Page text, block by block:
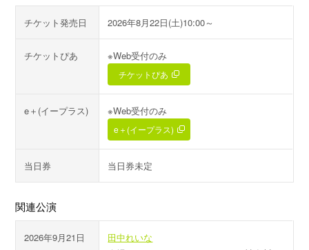
チケット発売日 2026年8月22日(土)10:00～
チケットぴあ ※Web受付のみ
チケットぴあ
e＋(イープラス) ※Web受付のみ
e＋(イープラス)
当日券 当日券未定
関連公演
2026年9月21日
田中れいな